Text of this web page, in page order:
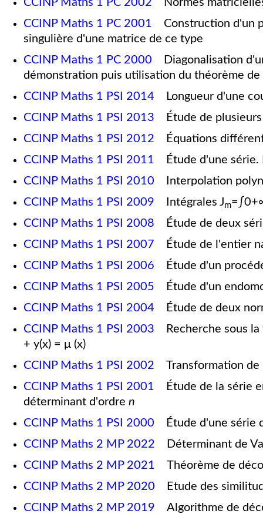
CCINP Maths 1 PC 2001 Construction d'un
singulière d'une matrice de ce type
CCINP Maths 1 PC 2000 Diagonalisation
démonstration puis utilisation du théorème
CCINP Maths 1 PSI 2014 Longueur d'une
CCINP Maths 1 PSI 2013 Étude de plusieurs
CCINP Maths 1 PSI 2012 Équations
CCINP Maths 1 PSI 2011 Étude d'une série.
CCINP Maths 1 PSI 2010 Interpolation
CCINP Maths 1 PSI 2009 Intégrales Jm= ∫0
CCINP Maths 1 PSI 2008 Étude de deux
CCINP Maths 1 PSI 2007 Étude de l'entier
CCINP Maths 1 PSI 2006 Étude d'un
CCINP Maths 1 PSI 2005 Étude d'un
CCINP Maths 1 PSI 2004 Étude de deux
CCINP Maths 1 PSI 2003 Recherche sous la
+ y(x) = μ (x)
CCINP Maths 1 PSI 2002 Transformation de
CCINP Maths 1 PSI 2001 Étude de la série
déterminant d'ordre n
CCINP Maths 1 PSI 2000 Étude d'une série
CCINP Maths 2 MP 2022 Déterminant de
CCINP Maths 2 MP 2021 Théorème de
CCINP Maths 2 MP 2020 Etude des
CCINP Maths 2 MP 2019 Algorithme de